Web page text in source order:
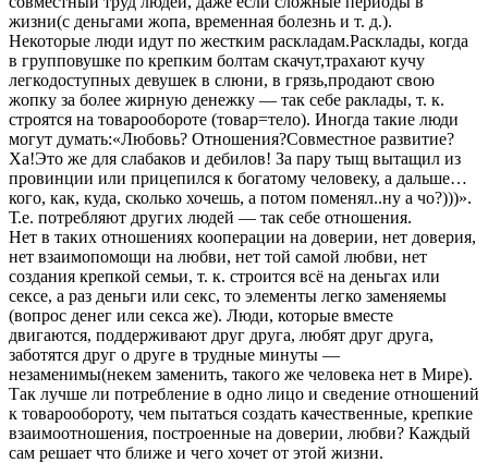
жизни(с деньгами жопа, временная болезнь и т. д.).
Некоторые люди идут по жестким раскладам.Расклады, когда
в групповушке по крепким болтам скачут,трахают кучу
легкодоступных девушек в слюни, в грязь,продают свою
жопку за более жирную денежку — так себе раклады, т. к.
строятся на товарообороте (товар=тело). Иногда такие люди
могут думать:«Любовь? Отношения?Совместное развитие?
Ха!Это же для слабаков и дебилов! За пару тыщ вытащил из
провинции или прицепился к богатому человеку, а дальше…
кого, как, куда, сколько хочешь, а потом поменял..ну а чо?)))».
Т.е. потребляют других людей — так себе отношения.
Нет в таких отношениях кооперации на доверии, нет доверия,
нет взаимопомощи на любви, нет той самой любви, нет
создания крепкой семьи, т. к. строится всё на деньгах или
сексе, а раз деньги или секс, то элементы легко заменяемы
(вопрос денег или секса же). Люди, которые вместе
двигаются, поддерживают друг друга, любят друг друга,
заботятся друг о друге в трудные минуты —
незаменимы(некем заменить, такого же человека нет в Мире).
Так лучше ли потребление в одно лицо и сведение отношений
к товарообороту, чем пытаться создать качественные, крепкие
взаимоотношения, построенные на доверии, любви? Каждый
сам решает что ближе и чего хочет от этой жизни.